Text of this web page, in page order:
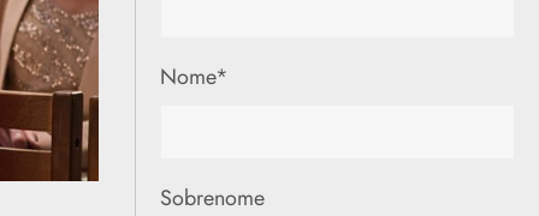
Nome*
Sobrenome